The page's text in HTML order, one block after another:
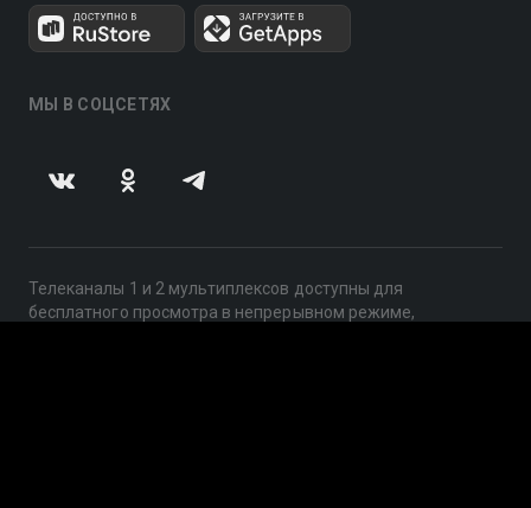
МЫ В СОЦСЕТЯХ
Телеканалы 1 и 2 мультиплексов доступны для
бесплатного просмотра в непрерывном режиме,